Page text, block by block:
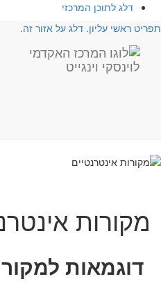
דלג לתוכן המרכזי
תפריט ראשי עליון. דלג על אזור זה.
מקורות
דוגמאות